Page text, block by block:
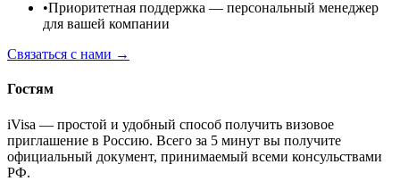
•Приоритетная поддержка — персональный менеджер
для вашей компании
Связаться с нами →
Гостям
iVisa — простой и удобный способ получить визовое
приглашение в Россию. Всего за 5 минут вы получите
официальный документ, принимаемый всеми консульствами
РФ.